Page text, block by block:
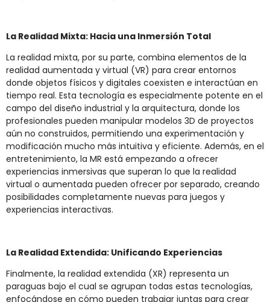
La Realidad Mixta: Hacia una Inmersión Total
La realidad mixta, por su parte, combina elementos de la
realidad aumentada y virtual (VR) para crear entornos
donde objetos físicos y digitales coexisten e interactúan en
tiempo real. Esta tecnología es especialmente potente en el
campo del diseño industrial y la arquitectura, donde los
profesionales pueden manipular modelos 3D de proyectos
aún no construidos, permitiendo una experimentación y
modificación mucho más intuitiva y eficiente. Además, en el
entretenimiento, la MR está empezando a ofrecer
experiencias inmersivas que superan lo que la realidad
virtual o aumentada pueden ofrecer por separado, creando
posibilidades completamente nuevas para juegos y
experiencias interactivas.
La Realidad Extendida: Unificando Experiencias
Finalmente, la realidad extendida (XR) representa un
paraguas bajo el cual se agrupan todas estas tecnologías,
enfocándose en cómo pueden trabajar juntas para crear